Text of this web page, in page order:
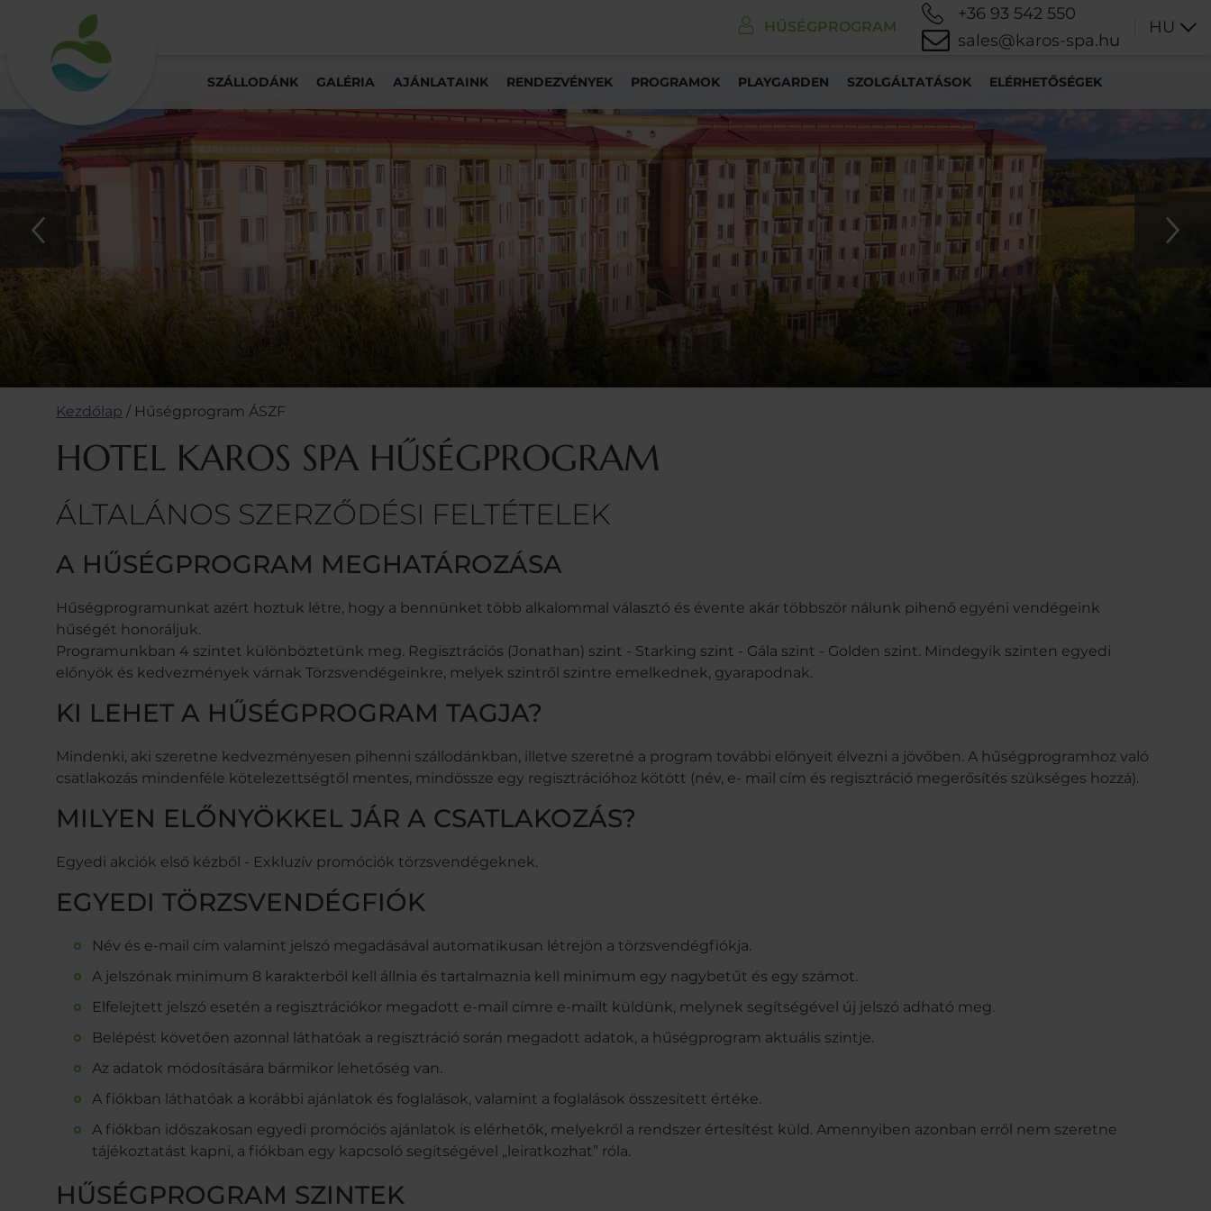
HŰSÉGPROGRAM
+36 93 542 550
sales@karos-spa.hu
HU
SZÁLLODÁNK GALÉRIA AJÁNLATAINK RENDEZVÉNYEK PROGRAMOK PLAYGARDEN SZOLGÁLTATÁSOK ELÉRHETŐSÉGEK
Kezdőlap / Hűségprogram ÁSZF
HOTEL KAROS SPA HŰSÉGPROGRAM
ÁLTALÁNOS SZERZŐDÉSI FELTÉTELEK
A HŰSÉGPROGRAM MEGHATÁROZÁSA
Hűségprogramunkat azért hoztuk létre, hogy a bennünket több alkalommal választó és évente akár többször nálunk pihenő egyéni vendégeink
hűségét honoráljuk.
Programunkban 4 szintet különböztetünk meg. Regisztrációs (Jonathan) szint - Starking szint - Gála szint - Golden szint. Mindegyik szinten egyedi
előnyök és kedvezmények várnak Törzsvendégeinkre, melyek szintről szintre emelkednek, gyarapodnak.
KI LEHET A HŰSÉGPROGRAM TAGJA?
Mindenki, aki szeretne kedvezményesen pihenni szállodánkban, illetve szeretné a program további előnyeit élvezni a jövőben. A hűségprogramhoz való
csatlakozás mindenféle kötelezettségtől mentes, mindössze egy regisztrációhoz kötött (név, e- mail cím és regisztráció megerősítés szükséges hozzá).
MILYEN ELŐNYÖKKEL JÁR A CSATLAKOZÁS?
Egyedi akciók első kézből - Exkluzív promóciók törzsvendégeknek.
EGYEDI TÖRZSVENDÉGFIÓK
Név és e-mail cím valamint jelszó megadásával automatikusan létrejön a törzsvendégfiókja.
A jelszónak minimum 8 karakterből kell állnia és tartalmaznia kell minimum egy nagybetűt és egy számot.
Elfelejtett jelszó esetén a regisztrációkor megadott e-mail címre e-mailt küldünk, melynek segítségével új jelszó adható meg.
Belépést követően azonnal láthatóak a regisztráció során megadott adatok, a hűségprogram aktuális szintje.
Az adatok módosítására bármikor lehetőség van.
A fiókban láthatóak a korábbi ajánlatok és foglalások, valamint a foglalások összesített értéke.
A fiókban időszakosan egyedi promóciós ajánlatok is elérhetők, melyekről a rendszer értesítést küld. Amennyiben azonban erről nem szeretne
tájékoztatást kapni, a fiókban egy kapcsoló segítségével „leiratkozhat” róla.
HŰSÉGPROGRAM SZINTEK